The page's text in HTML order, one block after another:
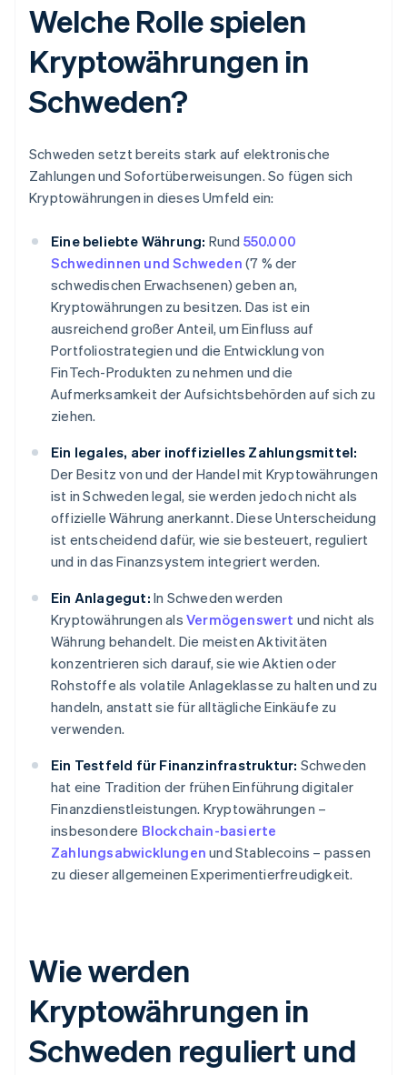
Welche Rolle spielen
Kryptowährungen in
Schweden?
Schweden setzt bereits stark auf elektronische
Zahlungen und Sofortüberweisungen. So fügen sich
Kryptowährungen in dieses Umfeld ein:
Eine beliebte Währung: Rund 550.000
Schwedinnen und Schweden (7 % der
schwedischen Erwachsenen) geben an,
Kryptowährungen zu besitzen. Das ist ein
ausreichend großer Anteil, um Einfluss auf
Portfoliostrategien und die Entwicklung von
FinTech-Produkten zu nehmen und die
Aufmerksamkeit der Aufsichtsbehörden auf sich zu
ziehen.
Ein legales, aber inoffizielles Zahlungsmittel:
Der Besitz von und der Handel mit Kryptowährungen
ist in Schweden legal, sie werden jedoch nicht als
offizielle Währung anerkannt. Diese Unterscheidung
ist entscheidend dafür, wie sie besteuert, reguliert
und in das Finanzsystem integriert werden.
Ein Anlagegut: In Schweden werden
Kryptowährungen als Vermögenswert und nicht als
Währung behandelt. Die meisten Aktivitäten
konzentrieren sich darauf, sie wie Aktien oder
Rohstoffe als volatile Anlageklasse zu halten und zu
handeln, anstatt sie für alltägliche Einkäufe zu
verwenden.
Ein Testfeld für Finanzinfrastruktur: Schweden
hat eine Tradition der frühen Einführung digitaler
Finanzdienstleistungen. Kryptowährungen –
insbesondere Blockchain-basierte
Zahlungsabwicklungen und Stablecoins – passen
zu dieser allgemeinen Experimentierfreudigkeit.
Wie werden
Kryptowährungen in
Schweden reguliert und